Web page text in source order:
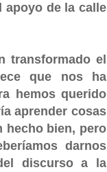
apoyo de la calle
transformado el
que nos ha
hemos querido
aprender cosas
hecho bien, pero
darnos
discurso a la